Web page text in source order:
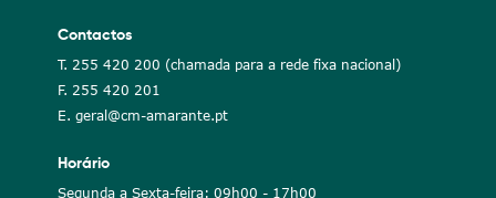
Contactos
T. 255 420 200 (chamada para a rede fixa nacional)
F. 255 420 201
E. geral@cm-amarante.pt
Horário
Segunda a Sexta-feira: 09h00 - 17h00